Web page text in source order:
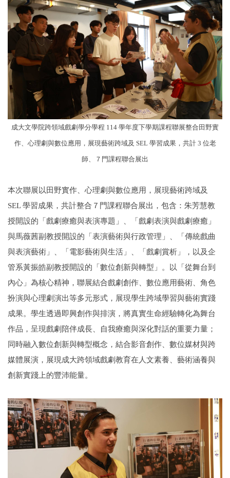
成大文學院跨領域戲劇學分學程 114 學年度下學期課程聯展整合 田野實
作、心理劇與數位應用，展現藝術跨域及 SEL 學習成果，共計 3 位老
師、７門課程聯合展出
本次聯展以田野實作、心理劇與數位應用，展現藝術跨域及
SEL 學習成果，共計整合７門課程聯合展出，包含：朱芳慧教
授開設的「戲劇療癒與表演專題」、「戲劇表演與戲劇療癒」
與馬薇茜副教授開設的「表演藝術與行政管理」、「傳統戲曲
與表演藝術」、「電影藝術與生活」、「戲劇賞析」，以及企
管系黃振皓副教授開設的「數位創新與轉型」。以「從舞台到
內心」為核心精神，聯展結合戲劇創作、數位應用藝術、角色
扮演與心理劇演出等多元形式，展現學生跨域學習與藝術實踐
成果。學生透過即興創作與排演，將真實生命經驗轉化為舞台
作品，呈現戲劇陪伴成長、自我療癒與深化對話的重要力量；
同時融入數位創新與轉型概念，結合影音創作、數位媒材與跨
媒體展演，展現成大跨領域戲劇教育在人文素養、藝術涵養與
創新實踐上的豐沛能量。